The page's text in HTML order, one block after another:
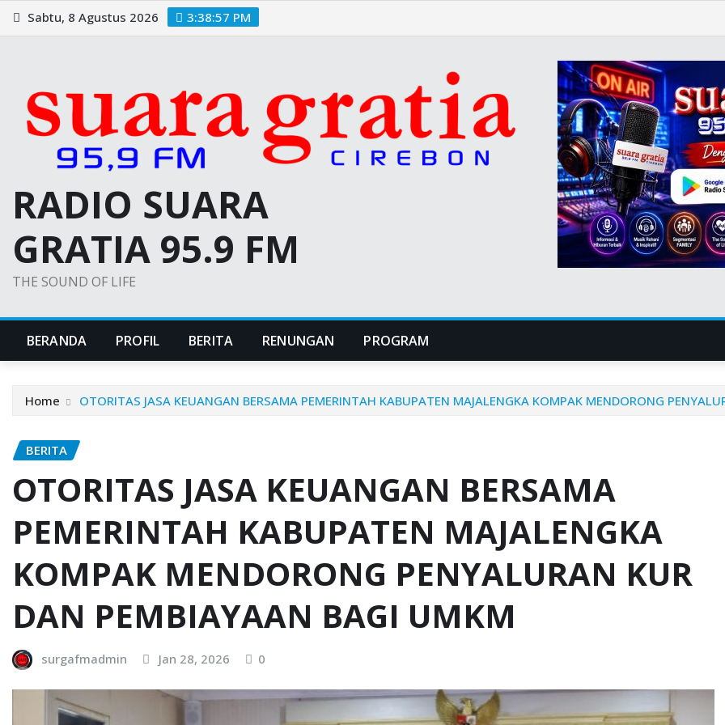
Skip
to
Sabtu, 8 Agustus 2026 3:38:58 PM
RADIO SUARA
GRATIA 95.9 FM
THE SOUND OF LIFE
BERANDA PROFIL BERITA RENUNGAN PROGRAM
Home OTORITAS JASA KEUANGAN BERSAMA PEMERINTAH KABUPATEN MAJALENGKA KOMPAK MENDORONG
BERITA
OTORITAS JASA KEUANGAN BERSAMA
PEMERINTAH KABUPATEN MAJALENGKA
KOMPAK MENDORONG PENYALURAN KUR
DAN PEMBIAYAAN BAGI UMKM
surgafmadmin Jan 28, 2026 0